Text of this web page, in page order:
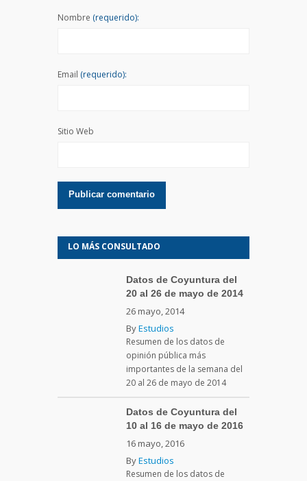
Nombre (requerido):
Email (requerido):
Sitio Web
LO MÁS CONSULTADO
Datos de Coyuntura del
20 al 26 de mayo de 2014
26 mayo, 2014
ByEstudios
Resumen de los datos de
opinión pública más
importantes de la semana del
20 al 26 de mayo de 2014
Datos de Coyuntura del
10 al 16 de mayo de 2016
16 mayo, 2016
ByEstudios
Resumen de los datos de